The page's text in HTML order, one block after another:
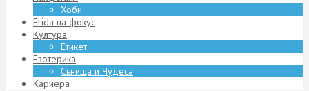
Хоби
Frida на фокус
Култура
Етикет
Езотерика
Сънища и Чудеса
Кариера